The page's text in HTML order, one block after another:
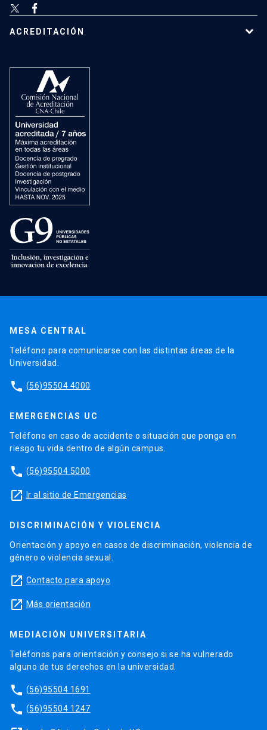
ACREDITACIÓN
MESA CENTRAL
Teléfono para comunicarse con las distintas áreas de la
Universidad.
phone (56)95504 4000
EMERGENCIAS UC
Teléfono en caso de accidente o situación que ponga en
riesgo tu vida dentro de algún campus.
phone (56)95504 5000
launch Ir al sitio de Emergencias
DISCRIMINACIÓN Y VIOLENCIA
Orientación y apoyo en casos de discriminación, violencia de
género o violencia sexual.
launch Contacto para apoyo
launch Más orientación
MEDIACIÓN UNIVERSITARIA
Teléfonos para orientación y consejo si se ha vulnerado
alguno de tus derechos en la universidad.
phone (56)95504 1691
phone (56)95504 1247